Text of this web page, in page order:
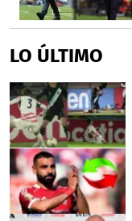
LO ÚLTIMO